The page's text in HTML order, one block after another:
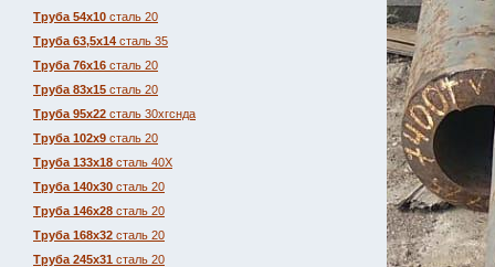
Труба 54х10 сталь 20
Труба 63,5х14 сталь 35
Труба 76х16 сталь 20
Труба 83х15 сталь 20
Труба 95х22 сталь 30хгснда
Труба 102х9 сталь 20
Труба 133х18 сталь 40Х
Труба 140х30 сталь 20
Труба 146х28 сталь 20
Труба 168х32 сталь 20
Труба 245х31 сталь 20